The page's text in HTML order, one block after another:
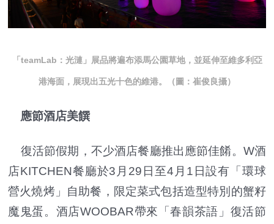
「teamLab：光漣」展品將遍布添馬公園草地，並延伸至維多利亞
港海面，展現出五光十色的維港。（圖：崔俊良攝）
應節酒店美饌
復活節假期，不少酒店餐廳推出應節佳餚。W酒
店KITCHEN餐廳於3月29日至4月1日設有「環球
營火燒烤」自助餐，限定菜式包括造型特別的蟹籽
魔鬼蛋。酒店WOOBAR帶來「春韻茶語」復活節